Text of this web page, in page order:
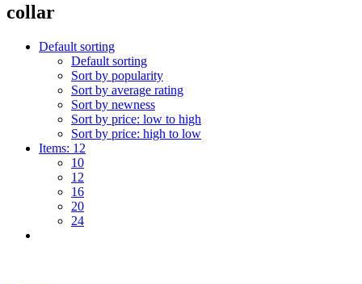
collar
Default sorting
Default sorting
Sort by popularity
Sort by average rating
Sort by newness
Sort by price: low to high
Sort by price: high to low
Items: 12
10
12
16
20
24